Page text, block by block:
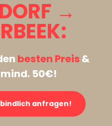
→
besten Preis&
50€!
anfragen!